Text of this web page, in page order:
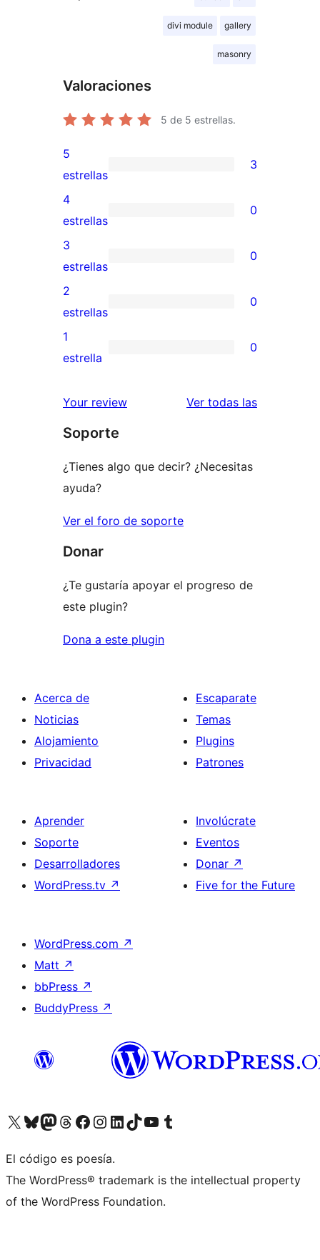
divi module gallery
masonry
Valoraciones
5 de 5 estrellas.
3
valoraciones
de
5
estrellas
5
estrellas
3
0
valoraciones
de
4
estrellas
4
estrellas
0
0
valoraciones
de
3
estrellas
3
estrellas
0
0
valoraciones
de
estrellas
2
estrellas
0
0
de
estrellas
1
estrella
0
Your review Ver todas las
Soporte
¿Tienes algo que decir? ¿Necesitas
ayuda?
Ver el foro de soporte
Donar
¿Te gustaría apoyar el progreso de
este plugin?
Dona a este plugin
Acerca de
Noticias
Alojamiento
Privacidad
Escaparate
Temas
Plugins
Patrones
Aprender
Soporte
Desarrolladores
WordPress.tv ↗
Involúcrate
Eventos
Donar ↗
Five for the Future
WordPress.com ↗
Matt ↗
bbPress ↗
BuddyPress ↗
Visita nuestra cuenta de X (anteriormente Twitter)
Visita nuestra cuenta de Bluesky
Visita nuestra cuenta de Mastodon
Visita nuestra cuenta de Threads
Visita nuestra página de Facebook
Visita nuestra cuenta de Instagram
Visita nuestra cuenta de LinkedIn
Visita nuestra cuenta de TikTok
Visita nuestro canal de YouTube
Visita nuestra cuenta de Tumblr
El código es poesía.
The WordPress® trademark is the intellectual property
of the WordPress Foundation.